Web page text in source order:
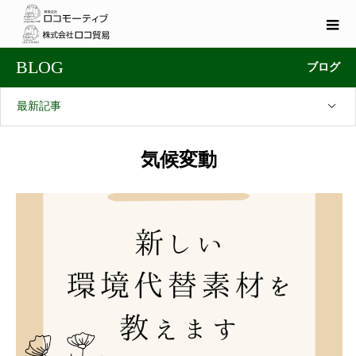
BLOG ブログ
最新記事
気候変動